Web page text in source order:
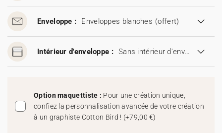
Enveloppe : Enveloppes blanches (offert)
Intérieur d'enveloppe : Sans intérieur d'enveloppe
Option maquettiste : Pour une création unique,
confiez la personnalisation avancée de votre création
à un graphiste Cotton Bird ! (+79,00 €)